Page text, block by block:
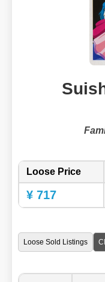
Loose Price
¥ 717
Loose Sold Listings